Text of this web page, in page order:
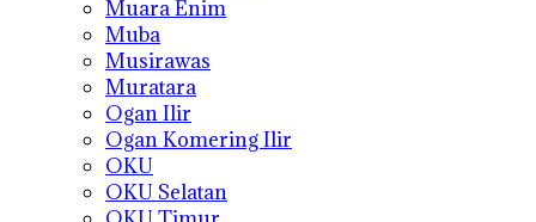
Muara Enim
Muba
Musirawas
Muratara
Ogan Ilir
Ogan Komering Ilir
OKU
OKU Selatan